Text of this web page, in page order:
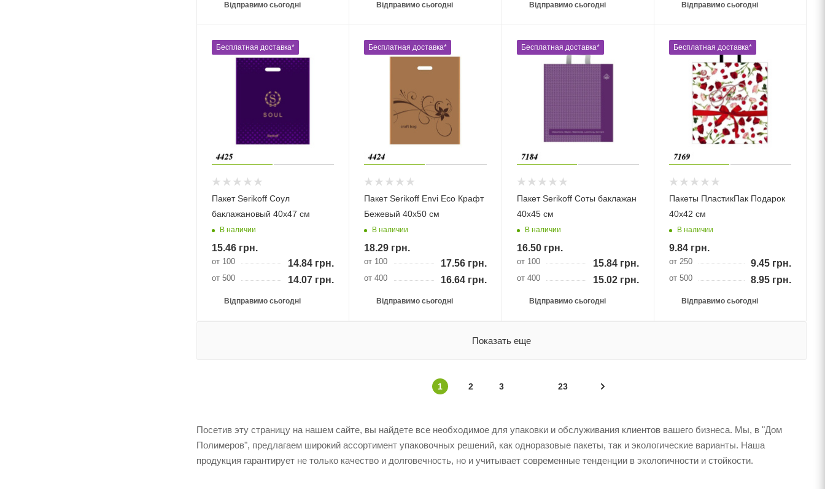
Відправимо сьогодні Відправимо сьогодні Відправимо сьогодні Відправимо сьогодні
Бесплатная доставка*
Пакет Serikoff Соул
баклажановый 40х47 см
В наличии
15.46 грн.
от 100 14.84 грн.
от 500 14.07 грн.
Відправимо сьогодні
Бесплатная доставка*
Пакет Serikoff Envi Eco Крафт
Бежевый 40х50 см
В наличии
18.29 грн.
от 100 17.56грн.
от 400 16.64грн.
Відправимо сьогодні
Бесплатная доставка*
Пакет Serikoff Соты баклажан
40х45 см
В наличии
16.50грн.
от 100 15.84грн.
от 400 15.02грн.
Відправимо сьогодні
Бесплатная доставка*
Пакеты ПластикПак Подарок
40х42 см
В наличии
9.84грн.
от 250 9.45 грн.
от 500 8.95 грн.
Відправимо сьогодні
Показать еще
1 2 3 23
Посетив эту страницу на нашем сайте, вы найдете все необходимое для упаковки и обслуживания клиентов вашего бизнеса. Мы, в "Дом
Полимеров", предлагаем широкий ассортимент упаковочных решений, как одноразовые пакеты, так и экологические варианты. Наша
продукция гарантирует не только качество и долговечность, но и учитывает современные тенденции в экологичности и стойкости.